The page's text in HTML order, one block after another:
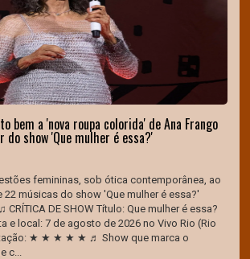
bem a 'nova roupa colorida' de Ana Frango
show 'Que mulher é essa?'
femininas, sob ótica contemporânea, ao
22 músicas do show 'Que mulher é essa?'
DE SHOW Título: Que mulher é essa?
e local: 7 de agosto de 2026 no Vivo Rio (Rio
★ ★ ★ ★ ★ ♬ Show que marca o
c...